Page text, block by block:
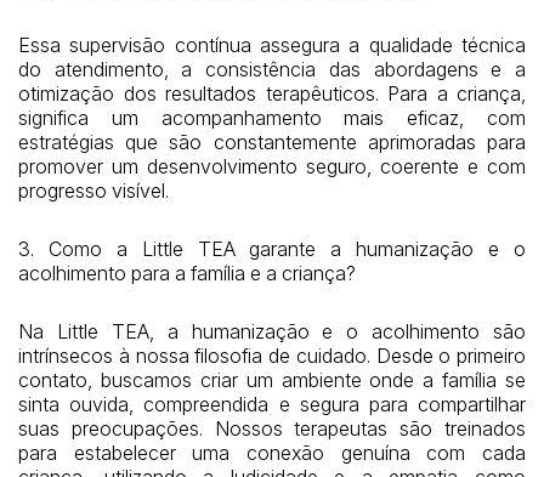
Essa supervisão contínua assegura a qualidade técnica
do atendimento, a consistência das abordagens e a
otimização dos resultados terapêuticos. Para a criança,
significa um acompanhamento mais eficaz, com
estratégias que são constantemente aprimoradas para
promover um desenvolvimento seguro, coerente e com
progresso visível.
3. Como a Little TEA garante a humanização e o
acolhimento para a família e a criança?
Na Little TEA, a humanização e o acolhimento são
intrínsecos à nossa filosofia de cuidado. Desde o primeiro
contato, buscamos criar um ambiente onde a família se
sinta ouvida, compreendida e segura para compartilhar
suas preocupações. Nossos terapeutas são treinados
para estabelecer uma conexão genuína com cada